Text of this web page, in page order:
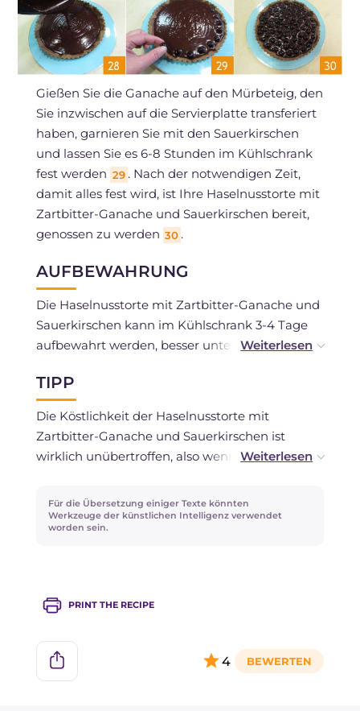
Gießen Sie die Ganache auf den Mürbeteig, den
Sie inzwischen auf die Servierplatte transferiert
haben, garnieren Sie mit den Sauerkirschen
und lassen Sie es 6-8 Stunden im Kühlschrank
fest werden 29 . Nach der notwendigen Zeit,
damit alles fest wird, ist Ihre Haselnusstorte mit
Zartbitter-Ganache und Sauerkirschen bereit,
genossen zu werden 30 .
AUFBEWAHRUNG
Die Haselnusstorte mit Zartbitter-Ganache und
Sauerkirschen kann im Kühlschrank 3-4 Tage
aufbewahrt werden, besser unter einer Glocke
Der Kuchen ist nicht zum Einfrieren empfohlen,
während der Mürbeteig, ungebacken,
eingefroren oder im Voraus zubereitet werden
kann.
TIPP
Die Köstlichkeit der Haselnusstorte mit
Zartbitter-Ganache und Sauerkirschen ist
wirklich unübertroffen, also wenn Sie diesen
Sie gehackte und geröstete Haselnüsse
zusammen mit den Sauerkirschen hinzu oder
Für die Übersetzung einiger Texte könnten
Werkzeuge der künstlichen Intelligenz verwendet
worden sein.
PRINT THE RECIPE
4